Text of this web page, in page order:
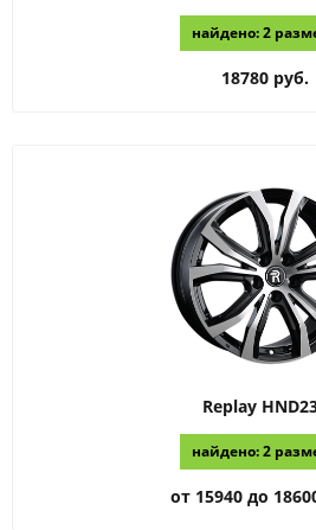
найдено: 2
18780 руб.
Replay
найдено: 2
от 15940 до